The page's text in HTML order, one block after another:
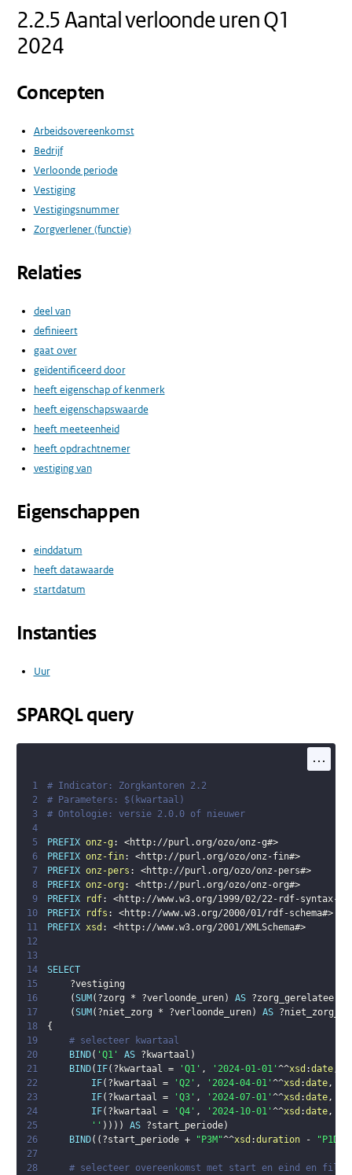
2.2.5 Aantal verloonde uren Q1
2024
Concepten
Arbeidsovereenkomst
Bedrijf
Verloonde periode
Vestiging
Vestigingsnummer
Zorgverlener (functie)
Relaties
deel van
definieert
gaat over
geïdentificeerd door
heeft eigenschap of kenmerk
heeft eigenschapswaarde
heeft meeteenheid
heeft opdrachtnemer
vestiging van
Eigenschappen
einddatum
heeft datawaarde
startdatum
Instanties
Uur
SPARQL query
...
1
# Indicator: Zorgkantoren 2.2
2
# Parameters: $(kwartaal)
3
# Ontologie: versie 2.0.0 of nieuwer
4
5
PREFIX onz-g : <http://purl.org/ozo/onz-g#>
6
PREFIX onz-fin: <http://purl.org/ozo/onz-fin#>
7
PREFIX onz-pers : <http://purl.org/ozo/onz-pers#>
8
PREFIX onz-org : <http://purl.org/ozo/onz-org#>
9
PREFIX rdf: <http://www.w3.org/1999/02/22-rdf-syntax-
10
PREFIX rdfs : <http://www.w3.org/2000/01/rdf-schema#>
11
PREFIX xsd : <http://www.w3.org/2001/XMLSchema#>
12
13
14
SELECT
15
?vestiging
16
(SUM ( ?zorg * ?verloonde_uren) AS
17
(SUM ( ?niet_zorg * ?verloonde_uren) AS
18
{
19
# selecteer kwartaal
20
BIND( 'Q1' AS ?kwartaal )
21
BIND( IF( ?kwartaal = 'Q1' , '2024-01-01'^^xsd :date,
22
IF( ?kwartaal = 'Q2' , '2024-04-01'^^xsd :date,
23
IF( ?kwartaal = 'Q3' , '2024-07-01'^^xsd :date,
24
IF( ?kwartaal = 'Q4' , '2024-10-01'^^xsd :date,
25
'' ) ) ) ) AS ?start_periode)
26
BIND( ( ?start_periode + "P3M"^^xsd :duration - "P1D"
27
28
# selecteer overeenkomst met start en eind en